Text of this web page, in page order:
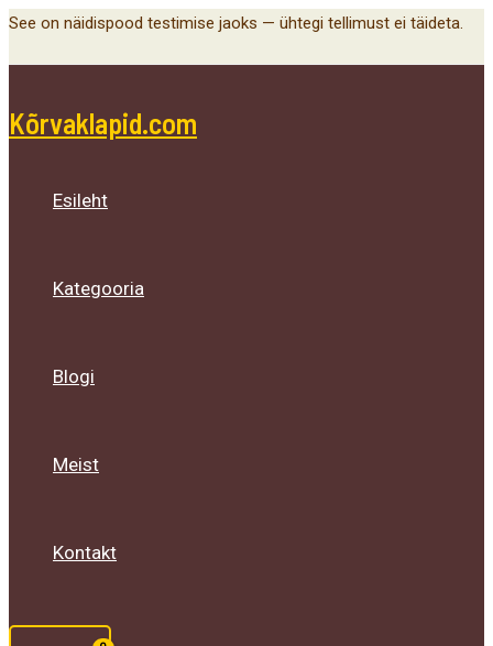
Skip
See on näidispood testimise jaoks — ühtegi tellimust ei täideta.
Kõrvaklapid.com
Esileht
Kategooria
Blogi
Meist
Kontakt
Menu
Toggle
Menu
Toggle
Menu
Toggle
Main
Menu